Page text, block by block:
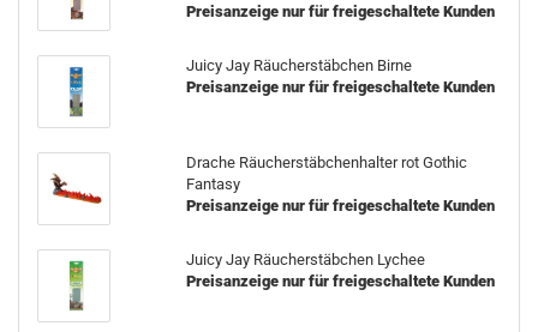
Preisanzeige nur für freigeschaltete Kunden
Juicy Jay Räucherstäbchen Birne
Preisanzeige nur für freigeschaltete Kunden
Drache Räucherstäbchenhalter rot Gothic
Fantasy
Preisanzeige nur für freigeschaltete Kunden
Juicy Jay Räucherstäbchen Lychee
Preisanzeige nur für freigeschaltete Kunden